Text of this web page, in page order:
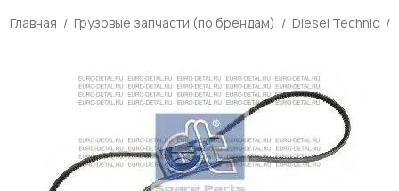
Главная Грузовые запчасти (по брендам) Diesel Technic